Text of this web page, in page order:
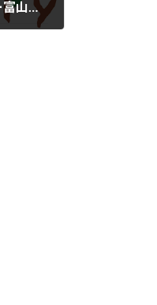
作品展＆保育参観～オランジェリー富山保育園～